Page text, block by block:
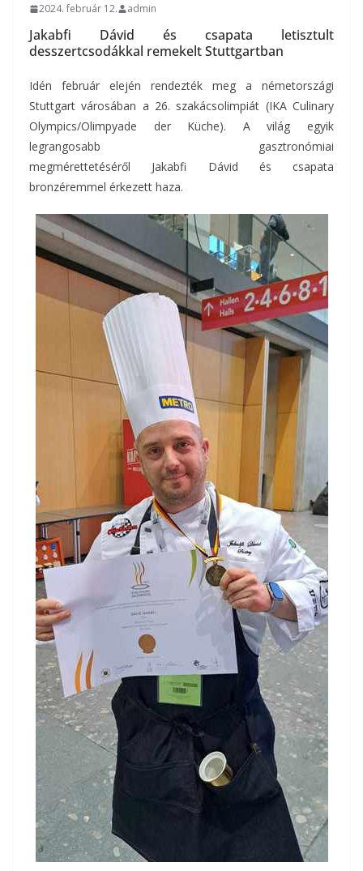
2024. február 12. admin
Jakabfi Dávid és csapata letisztult
desszertcsodákkal remekelt Stuttgartban
Idén február elején rendezték meg a németországi
Stuttgart városában a 26. szakácsolimpiát (IKA Culinary
Olympics/Olimpyade der Küche). A világ egyik
legrangosabb gasztronómiai
megmérettetéséről Jakabfi Dávid és csapata
bronzéremmel érkezett haza.